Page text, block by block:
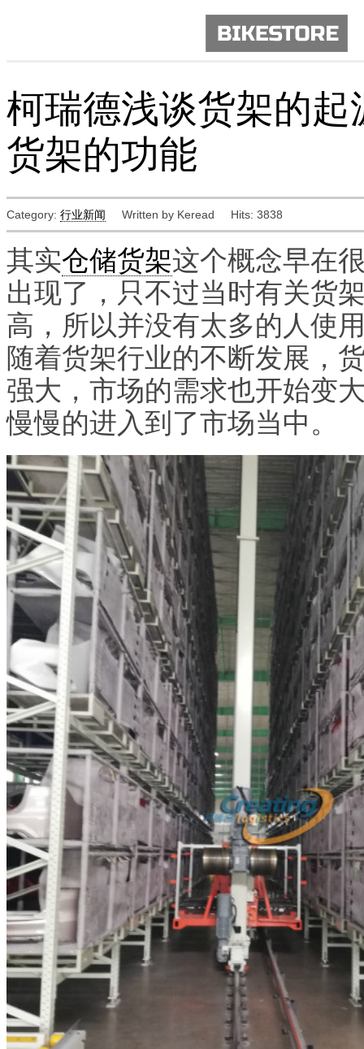
柯瑞德浅谈货架的
货架的功能
Category: 行业新闻 Written by Keread Hits: 3838
其实仓储货架这个概念早在
出现了，只不过当时有关货
高，所以并没有太多的人使
随着货架行业的不断发展，
强大，市场的需求也开始变
慢慢的进入到了市场当中。